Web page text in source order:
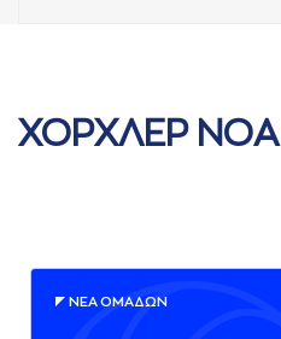
ΧΟΡΧΛΕΡ ΝΟA
ΝΕA ΟΜAΔΩΝ